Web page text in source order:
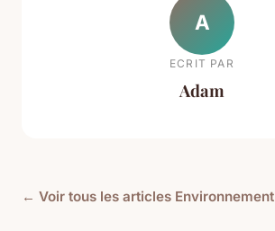
A
ECRIT PAR
Adam
← Voir tous les articles Environnement